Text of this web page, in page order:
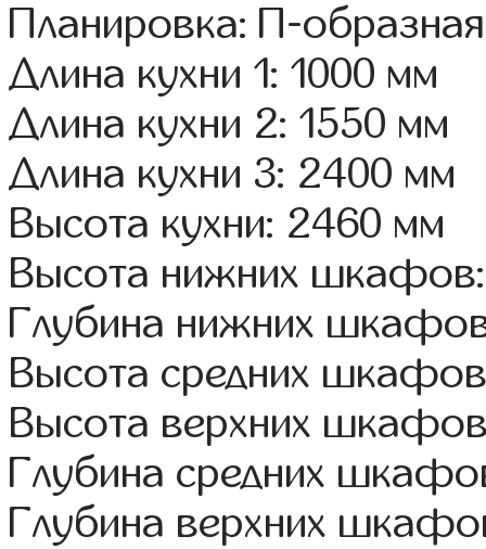
Планировка: П-образная
Длина кухни 1: 1000 мм
Длина кухни 2: 1550 мм
Длина кухни 3: 2400 мм
Высота кухни: 2460 мм
Высота нижних
Глубина нижних
Высота средних
Высота верхних
Глубина средних
Глубина верхних